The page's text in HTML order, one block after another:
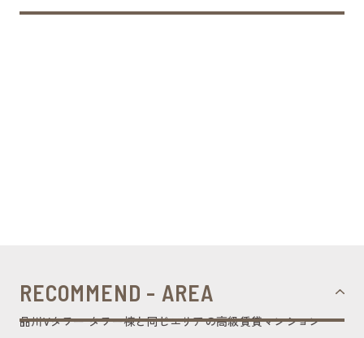
RECOMMEND - AREA
品川Vタワー タワー棟と同じエリアの高級賃貸マンション